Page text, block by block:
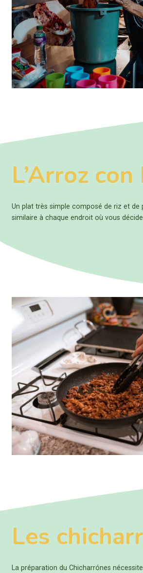
L’Arroz con
Un plat très simple composé de riz et de
similaire à chaque endroit où vous
Les
La préparation du Chicharrónes